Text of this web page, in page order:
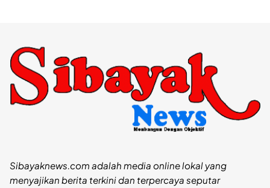
Sibayaknews.com adalah media online lokal yang
menyajikan berita terkini dan terpercaya seputar